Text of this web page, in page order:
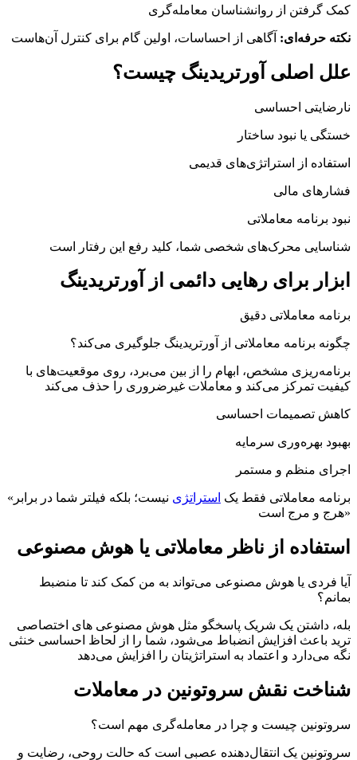
کمک گرفتن از روانشناسان معامله‌گری
نکته حرفه‌ای: آگاهی از احساسات، اولین گام برای کنترل آن‌هاست
علل اصلی آورتریدینگ چیست؟
نارضایتی احساسی
خستگی یا نبود ساختار
استفاده از استراتژی‌های قدیمی
فشارهای مالی
نبود برنامه معاملاتی
شناسایی محرک‌های شخصی شما، کلید رفع این رفتار است
ابزار برای رهایی دائمی از آورتریدینگ
برنامه معاملاتی دقیق
چگونه برنامه معاملاتی از آورتریدینگ جلوگیری می‌کند؟
برنامه‌ریزی مشخص، ابهام را از بین می‌برد، روی موقعیت‌های با
کیفیت تمرکز می‌کند و معاملات غیرضروری را حذف می‌کند
کاهش تصمیمات احساسی
بهبود بهره‌وری سرمایه
اجرای منظم و مستمر
«برنامه معاملاتی فقط یک استراتژی نیست؛ بلکه فیلتر شما در برابر
هرج و مرج است»
استفاده از ناظر معاملاتی یا هوش مصنوعی
آیا فردی یا هوش مصنوعی می‌تواند به من کمک کند تا منضبط
بمانم؟
بله، داشتن یک شریک پاسخگو مثل هوش مصنوعی های اختصاصی
ترید باعث افزایش انضباط می‌شود، شما را از لحاظ احساسی خنثی
نگه می‌دارد و اعتماد به استراتژیتان را افزایش می‌دهد
شناخت نقش سروتونین در معاملات
سروتونین چیست و چرا در معامله‌گری مهم است؟
سروتونین یک انتقال‌دهنده عصبی است که حالت روحی، رضایت و